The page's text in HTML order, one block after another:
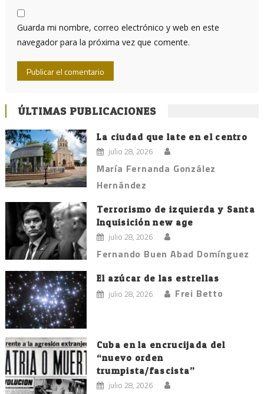
Guarda mi nombre, correo electrónico y web en este
navegador para la próxima vez que comente.
ÚLTIMAS PUBLICACIONES
La ciudad que late en el centro
julio 28, 2026
María Fernanda González
Hernández
Terrorismo de izquierda y Santa
Inquisición new age
julio 28, 2026
Fernando Buen Abad Domínguez
El azúcar de las estrellas
julio 28, 2026 Frei Betto
Cuba en la encrucijada del
“nuevo orden
trumpista/fascista”
julio 28, 2026